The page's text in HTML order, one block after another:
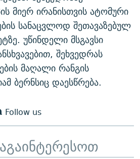
ᲓᲐᲨᲐᲕᲔᲑᲣᲚᲔᲑᲘ
მიერ ირანისთვის ატომური
სანაცვლოდ შეთავაზებულ
უწინდელი მსგავსი
შეხვედრას
მაღალი რანგის
ბერნსიც დაესწრება.
Follow us